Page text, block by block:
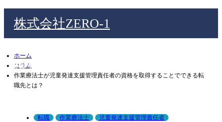
株式会社ZERO-1
株式会社ZERO-1
ホーム
コラム
作業療法士が児童発達支援管理責任者の資格を取得することでできる転
職先とは？
転職 作業療法士 児童発達支援管理責任者